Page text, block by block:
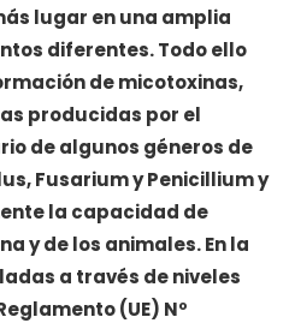
lugar en una amplia
diferentes. Todo ello
de micotoxinas,
producidas por el
de algunos géneros de
Fusarium y Penicillium y
la capacidad de
y de los animales. En la
a través de niveles
(UE) Nº